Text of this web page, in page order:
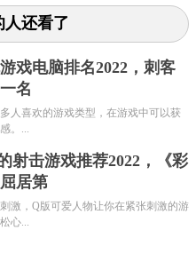
战争MMO，拥有来自多
，以及近十个国家。玩
飞机、坦克或战舰，并
逼真的大战。该游戏
文。
下一页
人还看了
戏电脑排名2022，刺客
名
人喜欢的游戏类型，在游戏中可以获
。...
射击游戏推荐2022，《彩
居第
激，Q版可爱人物让你在紧张刺激的游
心...